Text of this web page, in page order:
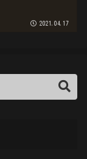
2021.04.17